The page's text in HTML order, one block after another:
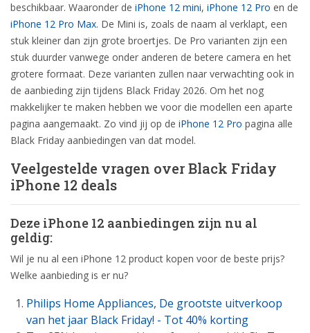
beschikbaar. Waaronder de iPhone 12 mini, iPhone 12 Pro en de
iPhone 12 Pro Max. De Mini is, zoals de naam al verklapt, een
stuk kleiner dan zijn grote broertjes. De Pro varianten zijn een
stuk duurder vanwege onder anderen de betere camera en het
grotere formaat. Deze varianten zullen naar verwachting ook in
de aanbieding zijn tijdens Black Friday 2026. Om het nog
makkelijker te maken hebben we voor die modellen een aparte
pagina aangemaakt. Zo vind jij op de iPhone 12 Pro pagina alle
Black Friday aanbiedingen van dat model.
Veelgestelde vragen over Black Friday
iPhone 12 deals
Deze iPhone 12 aanbiedingen zijn nu al
geldig:
Wil je nu al een iPhone 12 product kopen voor de beste prijs?
Welke aanbieding is er nu?
Philips Home Appliances, De grootste uitverkoop
van het jaar Black Friday! - Tot 40% korting